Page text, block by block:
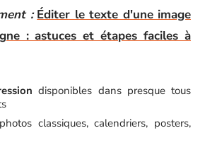
: Éditer le texte d'une image
: astuces et étapes faciles à
disponibles dans presque tous
classiques, calendriers, posters,